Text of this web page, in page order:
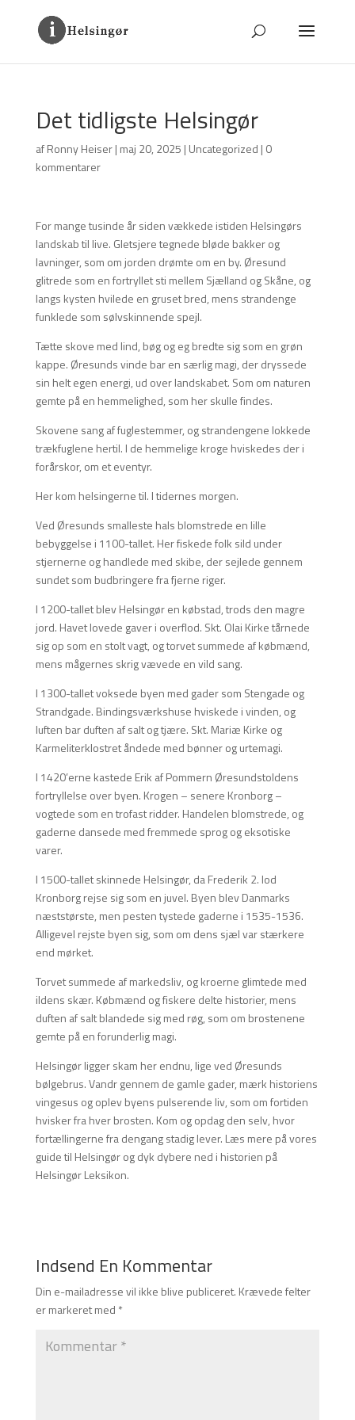
Det tidligste Helsingør
afRonny Heiser| maj 20, 2025 | Uncategorized | 0
kommentarer
For mange tusinde år siden vækkede istiden Helsingørs
landskab til live. Gletsjere tegnede bløde bakker og
lavninger, som om jorden drømte om en by. Øresund
glitrede som en fortryllet sti mellem Sjælland og Skåne, og
langs kysten hvilede en gruset bred, mens strandenge
funklede som sølvskinnende spejl.
Tætte skove med lind, bøg og eg bredte sig som en grøn
kappe. Øresunds vinde bar en særlig magi, der dryssede
sin helt egen energi, ud over landskabet. Som om naturen
gemte på en hemmelighed, som her skulle findes.
Skovene sang af fuglestemmer, og strandengene lokkede
trækfuglene hertil. I de hemmelige kroge hviskedes der i
forårskor, om et eventyr.
Her kom helsingerne til. I tidernes morgen.
Ved Øresunds smalleste hals blomstrede en lille
bebyggelse i 1100-tallet. Her fiskede folk sild under
stjernerne og handlede med skibe, der sejlede gennem
sundet som budbringere fra fjerne riger.
I 1200-tallet blev Helsingør en købstad, trods den magre
jord. Havet lovede gaver i overflod. Skt. Olai Kirke tårnede
sig op som en stolt vagt, og torvet summede af købmænd,
mens mågernes skrig vævede en vild sang.
I 1300-tallet voksede byen med gader som Stengade og
Strandgade. Bindingsværkshuse hviskede i vinden, og
luften bar duften af salt og tjære. Skt. Mariæ Kirke og
Karmeliterklostret åndede med bønner og urtemagi.
I 1420’erne kastede Erik af Pommern Øresundstoldens
fortryllelse over byen. Krogen – senere Kronborg –
vogtede som en trofast ridder. Handelen blomstrede, og
gaderne dansede med fremmede sprog og eksotiske
varer.
I 1500-tallet skinnede Helsingør, da Frederik 2. lod
Kronborg rejse sig som en juvel. Byen blev Danmarks
næststørste, men pesten tystede gaderne i 1535-1536.
Alligevel rejste byen sig, som om dens sjæl var stærkere
end mørket.
Torvet summede af markedsliv, og kroerne glimtede med
ildens skær. Købmænd og fiskere delte historier, mens
duften af salt blandede sig med røg, som om brostenene
gemte på en forunderlig magi.
Helsingør ligger skam her endnu, lige ved Øresunds
bølgebrus. Vandr gennem de gamle gader, mærk historiens
vingesus og oplev byens pulserende liv, som om fortiden
hvisker fra hver brosten. Kom og opdag den selv, hvor
fortællingerne fra dengang stadig lever. Læs mere på vores
guide til Helsingør og dyk dybere ned i historien på
Helsingør Leksikon.
Indsend En Kommentar
Din e-mailadresse vil ikke blive publiceret. Krævede felter
er markeret med *